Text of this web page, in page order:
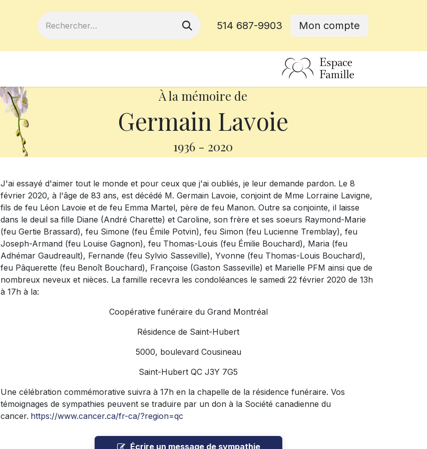
514 687-9903 Mon compte
À la mémoire de
Germain Lavoie
1936 - 2020
J'ai essayé d'aimer tout le monde et pour ceux que j'ai oubliés, je leur demande pardon. Le 8
février 2020, à l'âge de 83 ans, est décédé M. Germain Lavoie, conjoint de Mme Lorraine Lavigne,
fils de feu Léon Lavoie et de feu Emma Martel, père de feu Manon. Outre sa conjointe, il laisse
dans le deuil sa fille Diane (André Charette) et Caroline, son frère et ses soeurs Raymond-Marie
(feu Gertie Brassard), feu Simone (feu Émile Potvin), feu Simon (feu Lucienne Tremblay), feu
Joseph-Armand (feu Louise Gagnon), feu Thomas-Louis (feu Émilie Bouchard), Maria (feu
Adhémar Gaudreault), Fernande (feu Sylvio Sasseville), Yvonne (feu Thomas-Louis Bouchard),
feu Pâquerette (feu Benoît Bouchard), Françoise (Gaston Sasseville) et Marielle PFM ainsi que de
nombreux neveux et nièces. La famille recevra les condoléances le samedi 22 février 2020 de 13h
à 17h à la:
Coopérative funéraire du Grand Montréal
Résidence de Saint-Hubert
5000, boulevard Cousineau
Saint-Hubert QC J3Y 7G5
Une célébration commémorative suivra à 17h en la chapelle de la résidence funéraire. Vos
témoignages de sympathies peuvent se traduire par un don à la Société canadienne du
cancer. https://www.cancer.ca/fr-ca/?region=qc
Écrire un message de sympathie